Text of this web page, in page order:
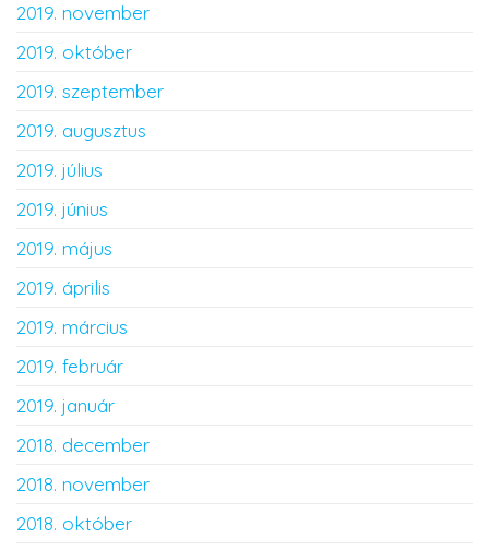
2019. november
2019. október
2019. szeptember
2019. augusztus
2019. július
2019. június
2019. május
2019. április
2019. március
2019. február
2019. január
2018. december
2018. november
2018. október